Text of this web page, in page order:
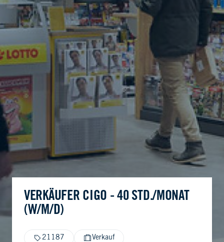
VERKÄUFER CIGO - 40 STD./MONAT
(W/M/D)
21187 Verkauf